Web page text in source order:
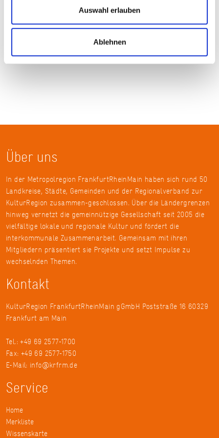
Auswahl erlauben
Ablehnen
Über uns
In der Metropolregion FrankfurtRheinMain haben sich rund 50
Landkreise, Städte, Gemeinden und der Regionalverband zur
KulturRegion zusammen-geschlossen. Über die Ländergrenzen
hinweg vernetzt die gemeinnützige Gesellschaft seit 2005 die
vielfältige lokale und regionale Kultur und fördert die
interkommunale Zusammenarbeit. Gemeinsam mit ihren
Mitgliedern präsentiert sie Projekte und setzt Impulse zu
wechselnden Themen.
Kontakt
KulturRegion FrankfurtRheinMain gGmbH Poststraße 16 60329
Frankfurt am Main
Tel.: +49 69 2577-1700
Fax: +49 69 2577-1750
E-Mail: info@krfrm.de
Service
Home
Merkliste
Wissenskarte